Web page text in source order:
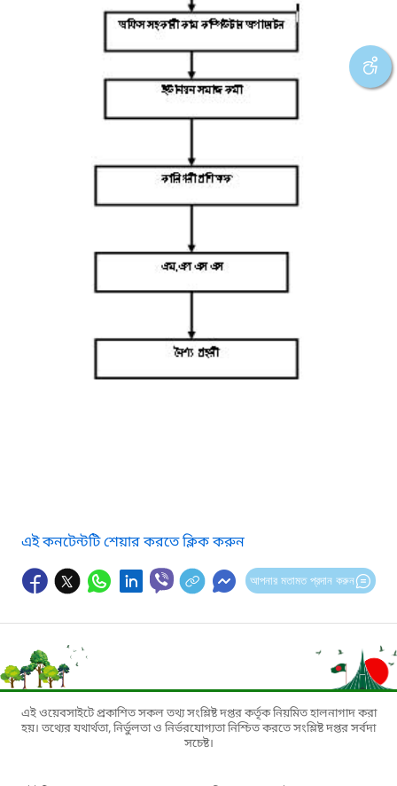
এই কনটেন্টটি শেয়ার করতে ক্লিক করুন
আপনার মতামত প্রদান করুন
এই ওয়েবসাইটে প্রকাশিত সকল তথ্য সংশ্লিষ্ট দপ্তর কর্তৃক নিয়মিত হালনাগাদ করা
হয়। তথ্যের যথার্থতা, নির্ভুলতা ও নির্ভরযোগ্যতা নিশ্চিত করতে সংশ্লিষ্ট দপ্তর সর্বদা
সচেষ্ট।